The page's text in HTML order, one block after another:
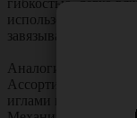
использованием
завязывания, а
Аналоги PDS II
Ассортимент
иглами и и